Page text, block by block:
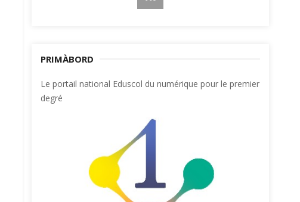
PRIMÀBORD
Le portail national Eduscol du numérique pour le premier
degré